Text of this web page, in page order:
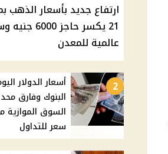
ارتفاع جديد بأسعار الذهب
21 يكسر
عالمية للمعدن
2
أسعار الدولار
البنوك وفارق
السوق الموازية
سعر للتداول